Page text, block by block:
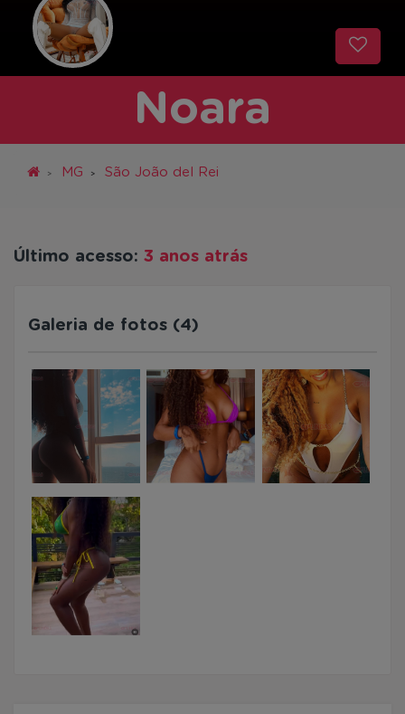
Noara
MG São João del Rei
Último acesso: 3 anos atrás
Galeria de fotos (4)